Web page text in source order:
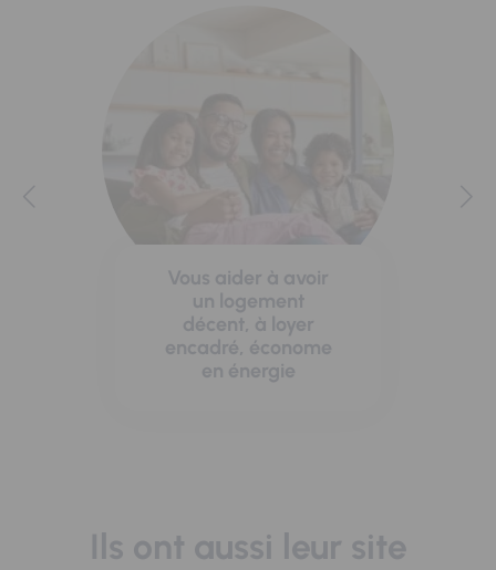
Vous aider à avoir
un logement
décent, à loyer
encadré, économe
en énergie
Ils ont aussi leur site